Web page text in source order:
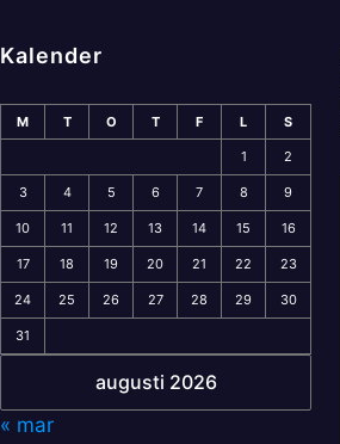
Kalender
augusti 2026
M T O T F L S
1 2
3 4 5 6 7 8 9
10 11 12 13 14 15 16
17 18 19 20 21 22 23
24 25 26 27 28 29 30
31
« mar